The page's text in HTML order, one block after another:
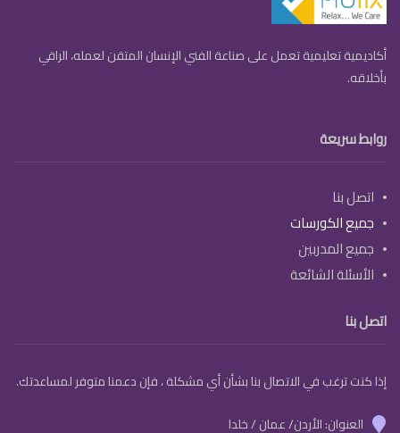
أكاديمية تعليمية تعمل على صناعة الفني الإنسان المتقن لعمله، الراقي
بأخلاقه.
روابط سريعة
اتصل بنا
جميع الكورسات
جميع المدربين
الأسئلة الشائعة
اتصل بنا
إذا كنت ترغب في الاتصال بنا بشأن أي مشكلة ، فإن دعمنا متوفر لمساعدتك.
marker
العنوان: الأردن/ عمان / خلدا